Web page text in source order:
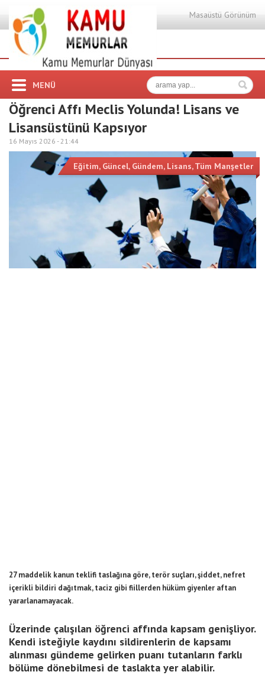
Masaüstü Görünüm
MENÜ
Öğrenci Affı Meclis Yolunda! Lisans ve
Lisansüstünü Kapsıyor
16 Mayıs 2026 -21:44
Eğitim, Güncel, Gündem, Lisans,Tüm Manşetler
27 maddelik kanun teklifi taslağına göre, terör suçları, şiddet, nefret
içerikli bildiri dağıtmak, taciz gibi fiillerden hüküm giyenler aftan
yararlanamayacak.
Üzerinde çalışılan öğrenci affında kapsam genişliyor.
Kendi isteğiyle kaydını sildirenlerin de kapsamı
alınması gündeme gelirken puanı tutanların farklı
bölüme dönebilmesi de taslakta yer alabilir.